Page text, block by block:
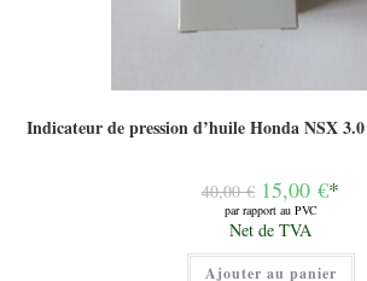
Indicateur de pression d’huile Honda NSX
40,00€ Le
prix
initial
était :
40,00 €.
15,00 €*
par rapport au PVC
Le
prix
actuel
est :
Net de TVA
Ajouter au panier